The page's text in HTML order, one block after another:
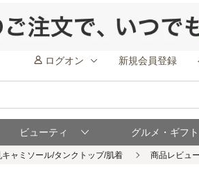
ログオン 新規会員登録
ビューティ グルメ・ギフト